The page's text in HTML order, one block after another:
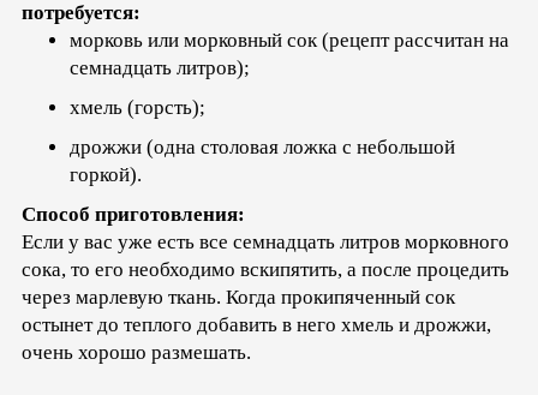
потребуется:
морковь или морковный сок (рецепт рассчитан на
семнадцать литров);
хмель (горсть);
дрожжи (одна столовая ложка с небольшой
горкой).
Способ приготовления:
Если у вас уже есть все семнадцать литров морковного
сока, то его необходимо вскипятить, а после процедить
через марлевую ткань. Когда прокипяченный сок
остынет до теплого добавить в него хмель и дрожжи,
очень хорошо размешать.